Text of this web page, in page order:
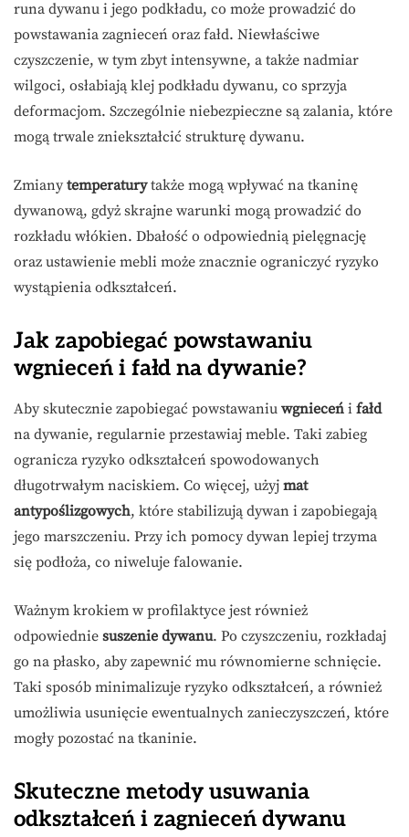
runa dywanu i jego podkładu, co może prowadzić do
powstawania zagnieceń oraz fałd. Niewłaściwe
czyszczenie, w tym zbyt intensywne, a także nadmiar
wilgoci, osłabiają klej podkładu dywanu, co sprzyja
deformacjom. Szczególnie niebezpieczne są zalania, które
mogą trwale zniekształcić strukturę dywanu.
Zmiany temperaturytakże mogą wpływać na tkaninę
dywanową, gdyż skrajne warunki mogą prowadzić do
rozkładu włókien. Dbałość o odpowiednią pielęgnację
oraz ustawienie mebli może znacznie ograniczyć ryzyko
wystąpienia odkształceń.
Jak zapobiegać powstawaniu
wgnieceń i fałd na dywanie?
Aby skutecznie zapobiegać powstawaniu wgnieceń i fałd
na dywanie, regularnie przestawiaj meble. Taki zabieg
ogranicza ryzyko odkształceń spowodowanych
długotrwałym naciskiem. Co więcej, użyj mat
antypoślizgowych, które stabilizują dywan i zapobiegają
jego marszczeniu. Przy ich pomocy dywan lepiej trzyma
się podłoża, co niweluje falowanie.
Ważnym krokiem w profilaktyce jest również
odpowiednie suszenie dywanu. Po czyszczeniu, rozkładaj
go na płasko, aby zapewnić mu równomierne schnięcie.
Taki sposób minimalizuje ryzyko odkształceń, a również
umożliwia usunięcie ewentualnych zanieczyszczeń, które
mogły pozostać na tkaninie.
Skuteczne metody usuwania
odkształceń i zagnieceń dywanu